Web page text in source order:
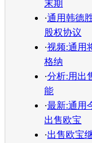
末期
·通用韩德
股权协议
·视频:通用
格纳
·分析:用出
能
·最新:通用
出售欧宝
·出售欧宝